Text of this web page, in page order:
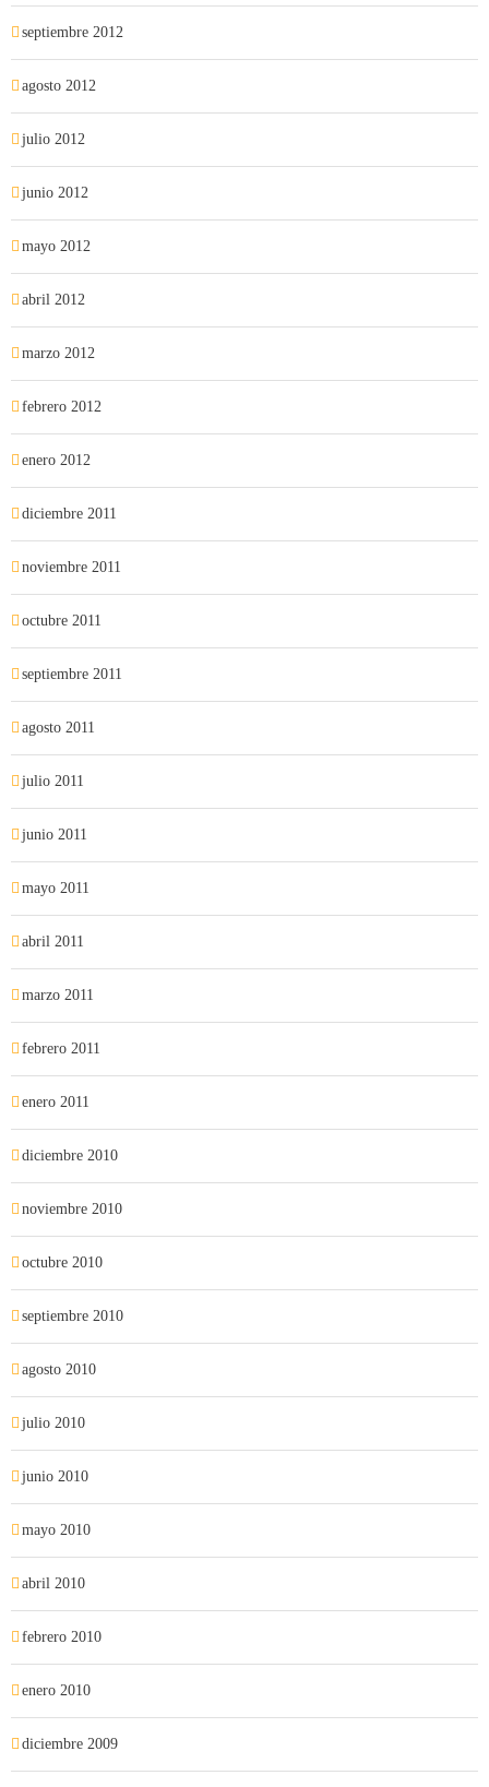
septiembre 2012
agosto 2012
julio 2012
junio 2012
mayo 2012
abril 2012
marzo 2012
febrero 2012
enero 2012
diciembre 2011
noviembre 2011
octubre 2011
septiembre 2011
agosto 2011
julio 2011
junio 2011
mayo 2011
abril 2011
marzo 2011
febrero 2011
enero 2011
diciembre 2010
noviembre 2010
octubre 2010
septiembre 2010
agosto 2010
julio 2010
junio 2010
mayo 2010
abril 2010
febrero 2010
enero 2010
diciembre 2009